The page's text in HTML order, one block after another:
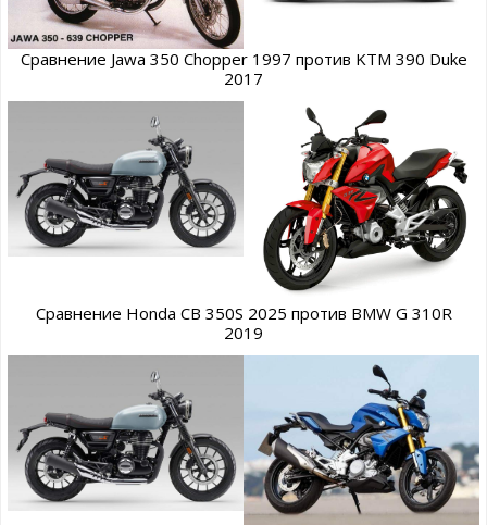
Сравнение Jawa 350 Chopper 1997 против KTM 390 Duke
2017
Сравнение Honda CB 350S 2025 против BMW G 310R
2019